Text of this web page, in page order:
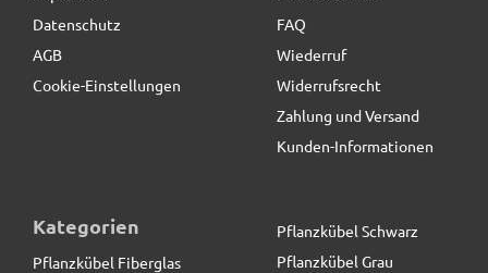
Datenschutz
AGB
Cookie-Einstellungen
FAQ
Wiederruf
Widerrufsrecht
Zahlung und Versand
Kunden-Informationen
Kategorien
Pflanzkübel Fiberglas
Pflanzkübel Schwarz
Pflanzkübel Grau